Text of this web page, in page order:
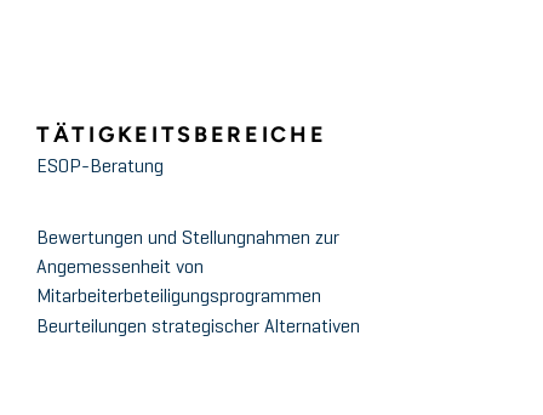
TÄTIGKEITSBEREICHE
ESOP-Beratung
Bewertungen und Stellungnahmen zur
Angemessenheit von
Mitarbeiterbeteiligungsprogrammen
Beurteilungen strategischer Alternativen